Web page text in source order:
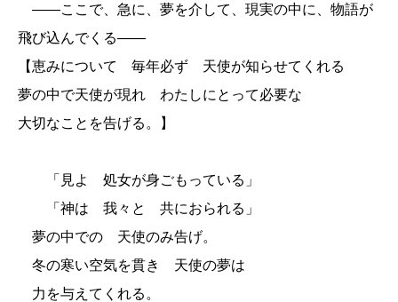
――ここで、急に、夢を介して、現実の中に、物語が
飛び込んでくる――
【恵みについて 毎年必ず 天使が知らせてくれる
夢の中で天使が現れ わたしにとって必要な
大切なことを告げる。】
「見よ 処女が身ごもっている」
「神は 我々と 共におられる」
夢の中での 天使のみ告げ。
冬の寒い空気を貫き 天使の夢は
力を与えてくれる。